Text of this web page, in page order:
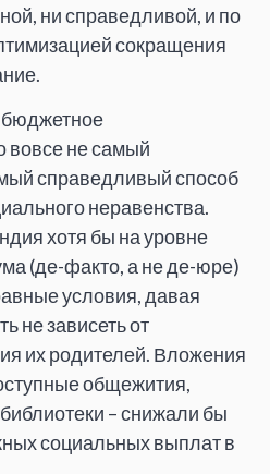
ни справедливой, и по
сокращения
бюджетное
вовсе не самый
справедливый способ
неравенства.
хотя бы на уровне
(де-факто, а не де-юре)
условия, давая
не зависеть от
их родителей. Вложения
общежития,
– снижали бы
социальных выплат в